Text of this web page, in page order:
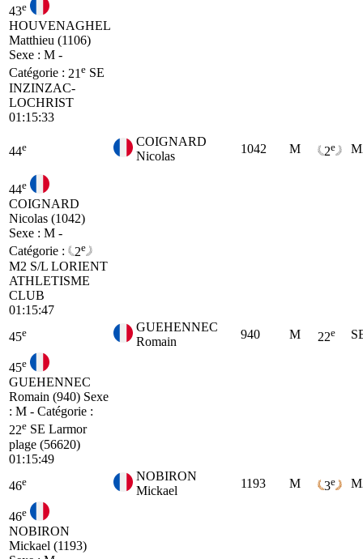
43e
HOUVENAGHEL
Matthieu (1106)
Sexe : M -
Catégorie : 21 e SE
INZINZAC-
LOCHRIST
01:15:33
44e
COIGNARD
Nicolas
1042 M 2e
44e
COIGNARD
Nicolas (1042)
Sexe : M -
Catégorie :
2e
M2 S/L LORIENT
ATHLETISME
CLUB
01:15:47
45e
GUEHENNEC
Romain
940 M 22e
45e
GUEHENNEC
Romain (940) Sexe
: M - Catégorie :
22e SE Larmor
plage (56620)
01:15:49
46e
NOBIRON
Mickael
1193 M 3e
46e
NOBIRON
Mickael (1193)